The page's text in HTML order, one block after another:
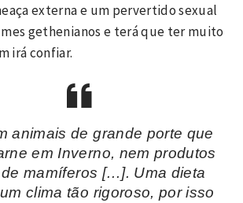
externa e um pervertido sexual
gethenianos e terá que ter muito
irá confiar.
animais de grande porte que
em Inverno, nem produtos
mamíferos […]. Uma dieta
clima tão rigoroso, por isso